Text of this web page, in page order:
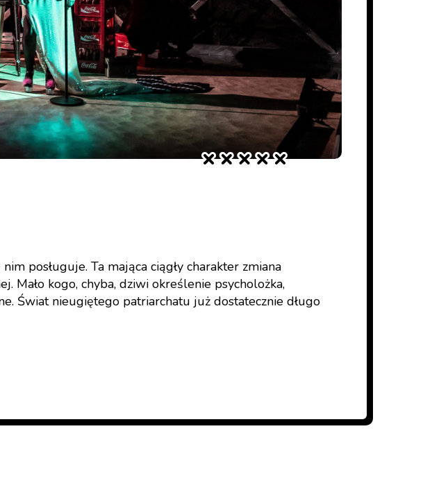
Pomilczmy w zachwycie
posługuje. Ta mająca ciągły charakter zmiana
Mało kogo, chyba, dziwi określenie psycholożka,
Świat nieugiętego patriarchatu już dostatecznie długo